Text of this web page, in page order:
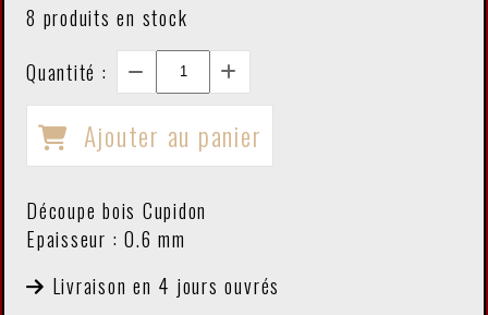
8 produits en stock
Quantité :
Ajouter au panier
Découpe bois Cupidon
Epaisseur : 0.6 mm
Livraison en 4 jours ouvrés